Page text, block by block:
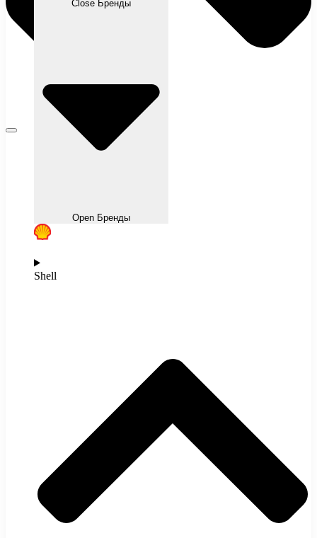
Close Бренды
Open Бренды
Shell